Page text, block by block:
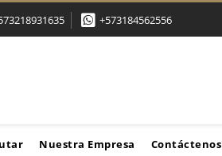
+573184562556
Nuestra Empresa Contáctenos